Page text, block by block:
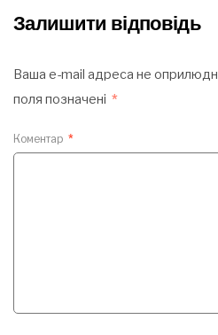
Залишити відповідь
Ваша e-mail адреса не
поля позначені *
Коментар *